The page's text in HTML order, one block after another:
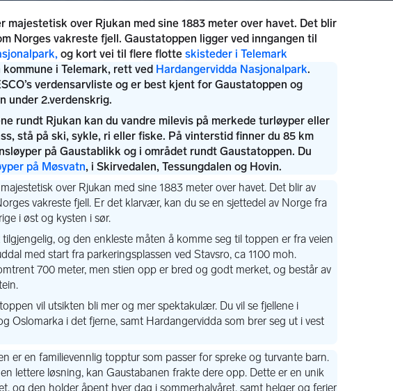
majestetisk over Rjukan med sine 1883 meter over havet. Det blir
Norges vakreste fjell. Gaustatoppen ligger ved inngangen til
og kort vei til flere flotte skisteder i Telemark
Hardangervidda Nasjonalpark
på Møsvatn